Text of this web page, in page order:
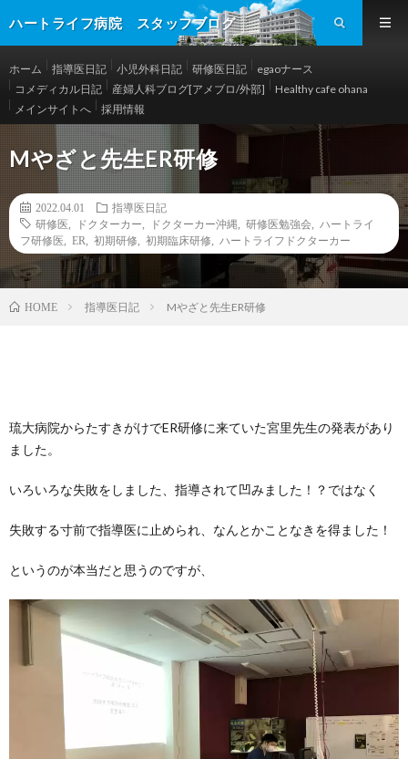
ハートライフ病院 スタッフブログ
ホーム 指導医日記 小児外科日記 研修医日記
egaoナース
コメディカル日記
産婦人科ブログ[アメブロ/外部]
Healthy cafe ohana
メインサイトへ
採用情報
Mやざと先生ER研修
2022.04.01
指導医日記
研修医
ドクターカー ドクターカー沖縄 研修医勉強会
ハートライ
フ研修医
ER 初期研修 初期臨床研修 ハートライフドクターカー
HOME 指導医日記 Mやざと先生ER研修
琉大病院からたすきがけでER研修に来ていた宮里先生の発表があり
ました。
いろいろな失敗をしました、指導されて凹みました！？ではなく
失敗する寸前で指導医に止められ、なんとかことなきを得ました！
というのが本当だと思うのですが、